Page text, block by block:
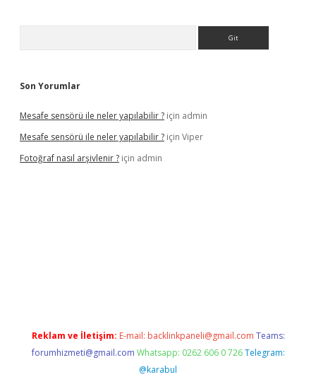
Son Yorumlar
Mesafe sensörü ile neler yapılabilir ? için admin
Mesafe sensörü ile neler yapılabilir ? için Viper
Fotoğraf nasıl arşivlenir ? için admin
Reklam ve İletişim: E-mail: backlinkpaneli@gmail.com Teams:
forumhizmeti@gmail.com Whatsapp: 0262 606 0 726 Telegram:
@karabul